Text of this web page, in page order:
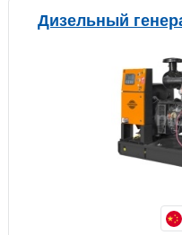
Дизельный